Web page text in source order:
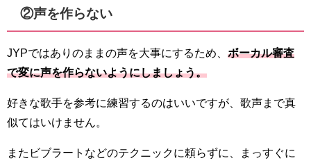
②声を作らない
JYPではありのままの声を大事にするため、 ボーカル審査
で変に声を作らないようにしましょう。
好きな歌手を参考に練習するのはいいですが、歌声まで真
似てはいけません。
またビブラートなどのテクニックに頼らずに、まっすぐに